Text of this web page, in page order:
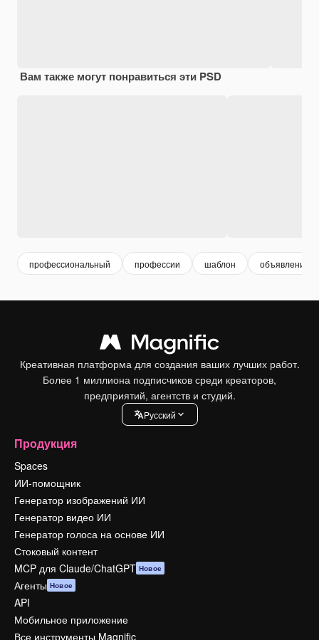
Вам также могут понравиться эти PSD
профессиональный профессии шаблон объявление
Креативная платформа для создания ваших лучших работ.
Более 1 миллиона подписчиков среди креаторов,
предприятий, агентств и студий.
Pусский
Продукция
Spaces
ИИ-помощник
Генератор изображений ИИ
Генератор видео ИИ
Генератор голоса на основе ИИ
Стоковый контент
MCP для Claude/ChatGPT Новое
Агенты Новое
API
Мобильное приложение
Все инструменты Magnific